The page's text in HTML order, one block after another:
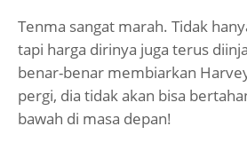
Tenma sangat marah. Tidak
tapi harga dirinya juga terus
benar-benar membiarkan
pergi, dia tidak akan bisa
bawah di masa depan!